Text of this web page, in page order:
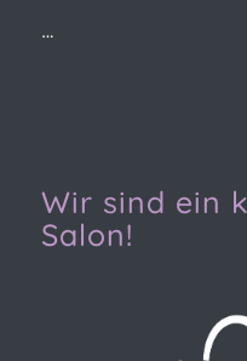
…
Wir sind ein
Salon!